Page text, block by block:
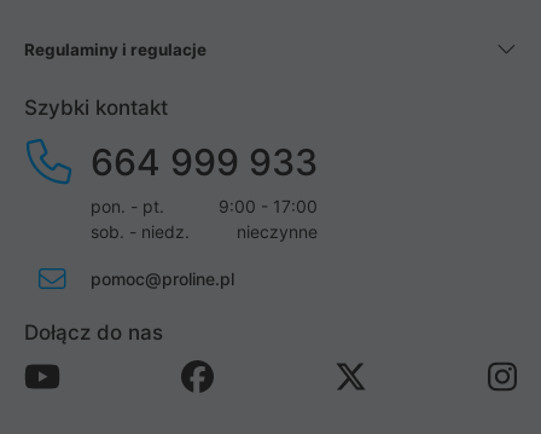
Regulaminy i regulacje
Szybki kontakt
664 999 933
pon. - pt.
9:00 - 17:00
sob. - niedz.
nieczynne
pomoc@proline.pl
Dołącz do nas